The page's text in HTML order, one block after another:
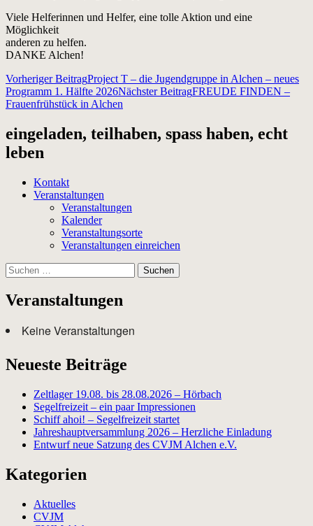
Viele Helferinnen und Helfer, eine tolle Aktion und eine
Möglichkeit
anderen zu helfen.
DANKE Alchen!
Beitragsnavigation
Vorheriger BeitragProject T – die Jugendgruppe in Alchen – neues
Programm 1. Hälfte 2026Nächster BeitragFREUDE FINDEN –
Frauenfrühstück in Alchen
eingeladen, teilhaben, spass haben, echt
leben
Kontakt
Veranstaltungen
Veranstaltungen
Kalender
Veranstaltungsorte
Veranstaltungen einreichen
Suchen
nach:
Veranstaltungen
Keine Veranstaltungen
Neueste Beiträge
Zeltlager 19.08. bis 28.08.2026 – Hörbach
Segelfreizeit – ein paar Impressionen
Schiff ahoi! – Segelfreizeit startet
Jahreshauptversammlung 2026 – Herzliche Einladung
Entwurf neue Satzung des CVJM Alchen e.V.
Kategorien
Aktuelles
CVJM